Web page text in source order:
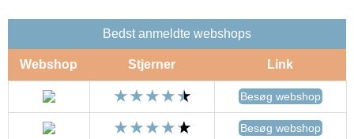
Bedst anmeldte webshops
Webshop Stjerner Link
Besøg webshop
Besøg webshop